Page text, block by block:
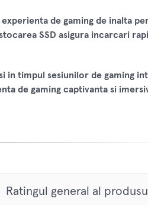
de gaming de inalta
SSD asigura incarcari
in timpul sesiunilor de gaming
de gaming captivanta si
Ratingul general al